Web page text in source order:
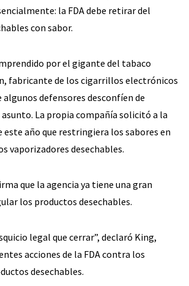
la FDA debe retirar del
con sabor.
por el gigante del tabaco
fabricante de los cigarrillos electrónicos
algunos defensores desconfíen de
La propia compañía solicitó a la
este año que restringiera los sabores en
vaporizadores desechables.
que la agencia ya tiene una gran
los productos desechables.
legal que cerrar”, declaró King,
acciones de la FDA contra los
desechables.